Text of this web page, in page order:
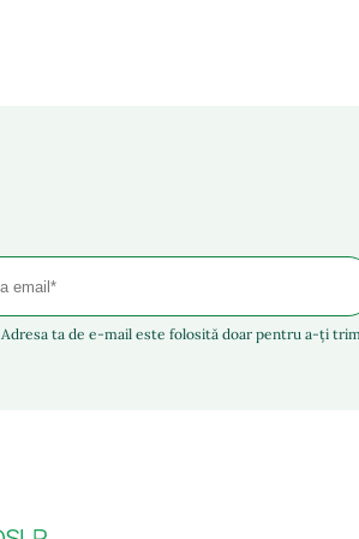
Adresa ta de e-mail este folosită doar pentru a-ți